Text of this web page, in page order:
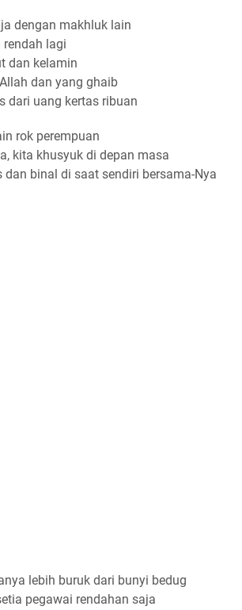
dengan makhluk lain
lagi
dan kelamin
dan yang ghaib
dari uang kertas ribuan
rok perempuan
kita khusyuk di depan masa
dan binal di saat sendiri bersama-Nya
lebih buruk dari bunyi bedug
pegawai rendahan saja